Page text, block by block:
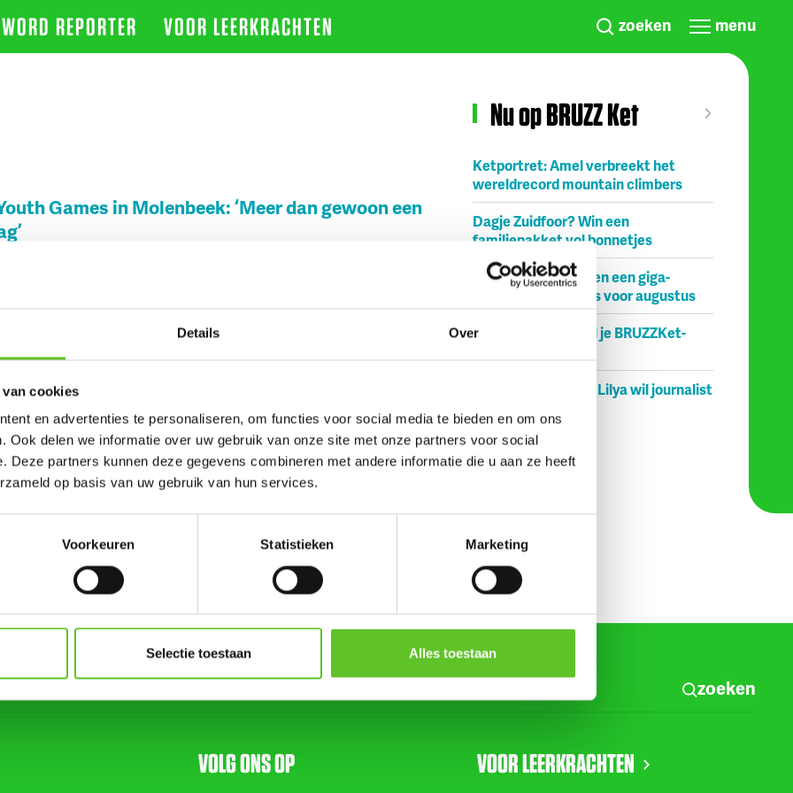
Details Over
cookies
en advertenties te personaliseren, om functies voor social media te bieden en om ons
Ook delen we informatie over uw gebruik van onze site met onze partners voor social
Deze partners kunnen deze gegevens combineren met andere informatie die u aan ze heeft
op basis van uw gebruik van hun services.
Voorkeuren Statistieken Marketing
Selectie toestaan Alles toestaan
WORD REPORTER VOOR LEERKRACHTEN zoeken menu
Games in Molenbeek: ‘Meer dan gewoon een
uit het vijfde en zesde leerjaar ontdekken twee dagen lang een
aanbod aan sporten.
Youth Games in Molenbeek: 'Sporten is gezond
lichaam'
30/5/2023
nationale editie van de Urban Youth Games ging vorige week vrijdag
Edmond Machtensstadion in Molenbeek. Er waren 1500 kinderen
Nu op BRUZZ Ket
Ketportret: Amel verbreekt het
wereldrecord mountain climbers
Dagje Zuidfoor? Win een
familiepakket vol bonnetjes
Zonsverduistering en een giga-
springpark: tien tips voor augustus
UPDATE
Bestel nu al je BRUZZKet-
Mijn droomberoep: Lilya wil journalist
zoeken
VOLG ONS OP VOOR LEERKRACHTEN